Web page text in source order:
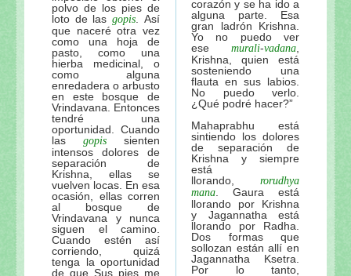
polvo de los pies de
loto de las gopis . Así
que naceré otra vez
como una hoja de
pasto, como una
hierba medicinal, o
como alguna
enredadera o arbusto
en este bosque de
Vrindavana. Entonces
tendré una
oportunidad. Cuando
las gopis sienten
intensos dolores de
separación de
Krishna, ellas se
vuelven locas. En esa
ocasión, ellas corren
al bosque de
Vrindavana y nunca
siguen el camino.
Cuando estén así
corriendo, quizá
tenga la oportunidad
de que Sus pies me
corazón y se ha ido a
alguna parte. Esa
gran ladrón Krishna.
Yo no puedo ver
ese murali-vadana
Krishna, quien está
sosteniendo una
flauta en sus labios.
No puedo verlo.
¿Qué podré hacer?”
Mahaprabhu está
sintiendo los dolores
de separación de
Krishna y siempre
está
llorando, rorudhya
mana . Gaura está
llorando por Krishna
y Jagannatha está
llorando por Radha.
Dos formas que
sollozan están allí en
Jagannatha Ksetra.
Por lo tanto,